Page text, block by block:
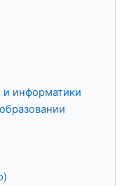
информатики